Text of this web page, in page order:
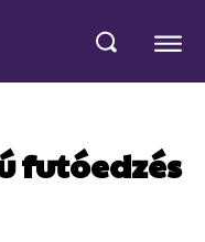
futóedzés